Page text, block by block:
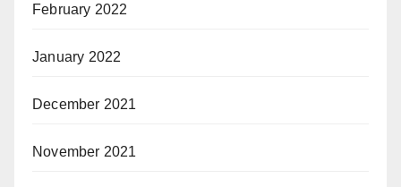
February 2022
January 2022
December 2021
November 2021